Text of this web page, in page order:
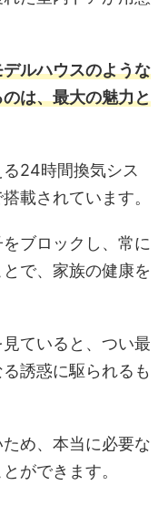
ルハウスのような
は、最大の魅力と
24時間換気シス
載されています。
ブロックし、常に
で、家族の健康を
ていると、つい最
誘惑に駆られるも
め、本当に必要な
ができます。